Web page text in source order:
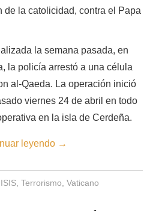
de la catolicidad, contra el Papa
la semana pasada, en
la policía arrestó a una célula
al-Qaeda. La operación inició
viernes 24 de abril en todo
en la isla de Cerdeña.
leyendo →
ISIS, Terrorismo Vaticano